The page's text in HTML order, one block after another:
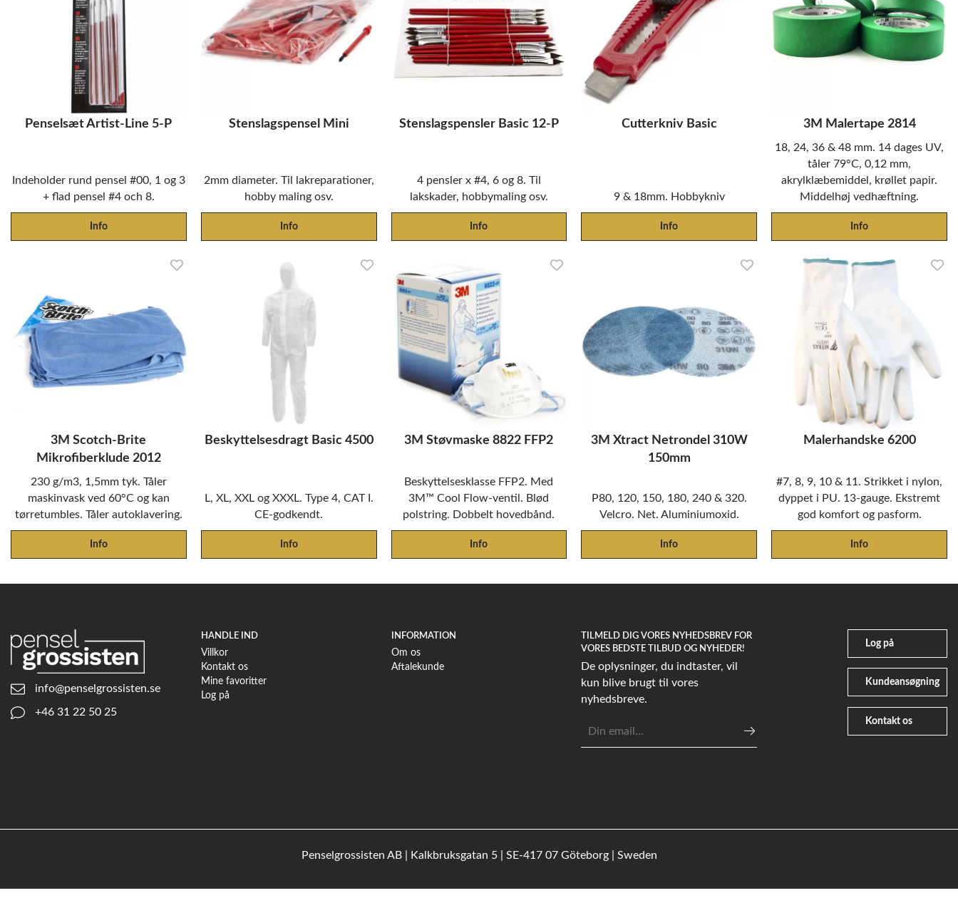
Penselsæt Artist-Line 5-P
Indeholder rund pensel #00, 1 og 3
+ flad pensel #4 och 8.
Info
Stenslagspensel Mini
2mm diameter. Til lakreparationer,
hobby maling osv.
Info
Stenslagspensler Basic 12-P
4 pensler x #4, 6 og 8. Til
lakskader, hobbymaling osv.
Info
Cutterkniv Basic
9 & 18mm. Hobbykniv
Info
3M Malertape 2814
18, 24, 36 & 48 mm. 14 dages UV,
tåler 79°C, 0,12 mm,
akrylklæbemiddel, krøllet papir.
Middelhøj vedhæftning.
Info
3M Scotch-Brite
Mikrofiberklude 2012
230 g/m3, 1,5mm tyk. Tåler
maskinvask ved 60°C og kan
tørretumbles. Tåler autoklavering.
Info
Beskyttelsesdragt Basic 4500
L, XL, XXL og XXXL. Type 4, CAT I.
CE-godkendt.
Info
3M Støvmaske 8822 FFP2
Beskyttelsesklasse FFP2. Med
3M™ Cool Flow-ventil. Blød
polstring. Dobbelt hovedbånd.
Info
3M Xtract Netrondel 310W
150mm
P80, 120, 150, 180, 240 & 320.
Velcro. Net. Aluminiumoxid.
Info
Malerhandske 6200
#7, 8, 9, 10 & 11. Strikket i nylon,
dyppet i PU. 13-gauge. Ekstremt
god komfort og pasform.
Info
info@penselgrossisten.se
+46 31 22 50 25
HANDLE IND
Villkor
Kontakt os
Mine favoritter
Log på
INFORMATION
Om os
Aftalekunde
TILMELD DIG VORES NYHEDSBREV FOR
VORES BEDSTE TILBUD OG NYHEDER!
De oplysninger, du indtaster, vil
kun blive brugt til vores
nyhedsbreve.
mailadresse
Kontakt os
Kundeansøgning
Log på
Penselgrossisten AB | Kalkbruksgatan 5 | SE-417 07 Göteborg | Sweden